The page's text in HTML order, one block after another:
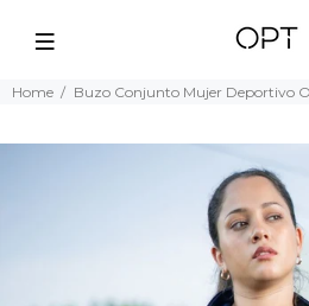
Home Buzo Conjunto Mujer Deportivo